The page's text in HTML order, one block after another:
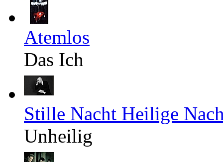
Atemlos
Das Ich
Stille Nacht Heilige
Unheilig